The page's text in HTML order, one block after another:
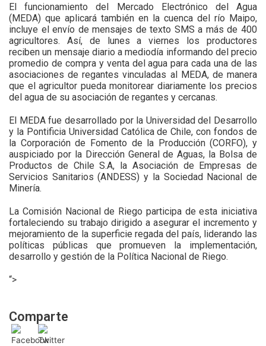
Comparte
El funcionamiento del Mercado Electrónico del Agua
(MEDA) que aplicará también en la cuenca del río Maipo,
incluye el envío de mensajes de texto SMS a más de 400
agricultores. Así, de lunes a viernes los productores
reciben un mensaje diario a mediodía informando del precio
promedio de compra y venta del agua para cada una de las
asociaciones de regantes vinculadas al MEDA, de manera
que el agricultor pueda monitorear diariamente los precios
del agua de su asociación de regantes y cercanas.
El MEDA fue desarrollado por la Universidad del Desarrollo
y la Pontificia Universidad Católica de Chile, con fondos de
la Corporación de Fomento de la Producción (CORFO), y
auspiciado por la Dirección General de Aguas, la Bolsa de
Productos de Chile S.A, la Asociación de Empresas de
Servicios Sanitarios (ANDESS) y la Sociedad Nacional de
Minería.
La Comisión Nacional de Riego participa de esta iniciativa
fortaleciendo su trabajo dirigido a asegurar el incremento y
mejoramiento de la superficie regada del país, liderando las
políticas públicas que promueven la implementación,
desarrollo y gestión de la Política Nacional de Riego.
“>